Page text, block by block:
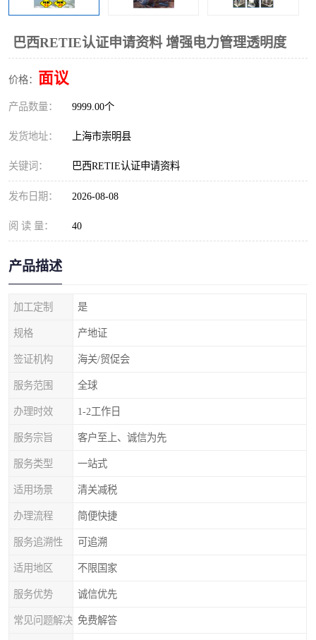
巴西RETIE认证申请资料 增强电力管理透明度
价格： 面议
产品数量： 9999.00个
发货地址： 上海市崇明县
关键词： 巴西RETIE认证申请资料
发布日期： 2026-08-08
阅 读 量： 40
产品描述
加工定制 是
规格 产地证
签证机构 海关/贸促会
服务范围 全球
办理时效 1-2工作日
服务宗旨 客户至上、诚信为先
服务类型 一站式
适用场景 清关减税
办理流程 简便快捷
服务追溯性 可追溯
适用地区 不限国家
服务优势 诚信优先
常见问题解决 免费解答